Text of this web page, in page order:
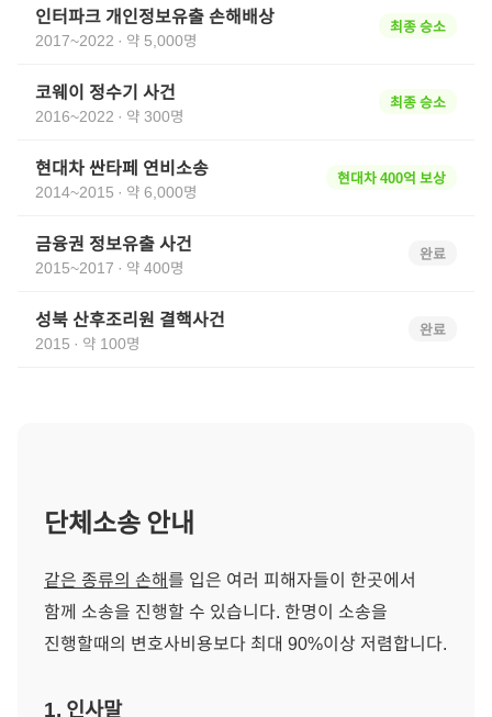
인터파크 개인정보유출 손해배상
2017~2022 · 약 5,000명
최종 승소
코웨이 정수기 사건
2016~2022 · 약 300명
최종 승소
현대차 싼타페 연비소송
2014~2015 · 약 6,000명
현대차 400억 보상
금융권 정보유출 사건
2015~2017 · 약 400명
완료
성북 산후조리원 결핵사건
2015 · 약 100명
완료
단체소송 안내
같은 종류의 손해를 입은 여러 피해자들이 한곳에서
함께 소송을 진행할 수 있습니다. 한명이 소송을
진행할때의 변호사비용보다 최대 90%이상 저렴합니다.
1. 인사말